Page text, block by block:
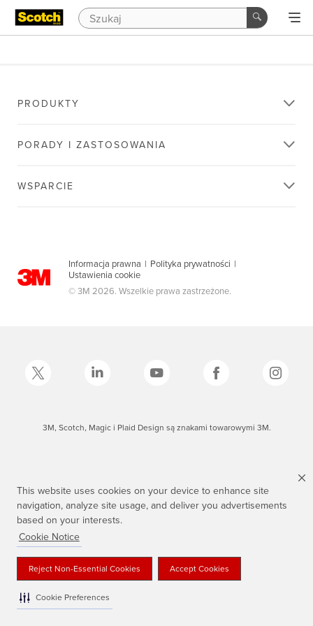
This website uses cookies on your device to enhance site
navigation, analyze site usage, and deliver you advertisements
based on your interests.
Cookie Notice
Reject Non-Essential Cookies Accept Cookies
Cookie Preferences
PRODUKTY
PORADY I ZASTOSOWANIA
WSPARCIE
Informacja prawna | Polityka prywatności |
Ustawienia cookie
© 3M 2026. Wszelkie prawa zastrzeżone.
3M, Scotch, Magic i Plaid Design są znakami towarowymi 3M.